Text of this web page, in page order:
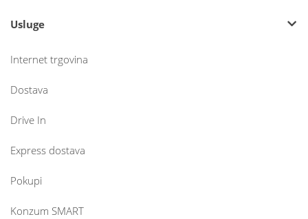
Usluge
Internet trgovina
Dostava
Drive In
Express dostava
Pokupi
Konzum SMART